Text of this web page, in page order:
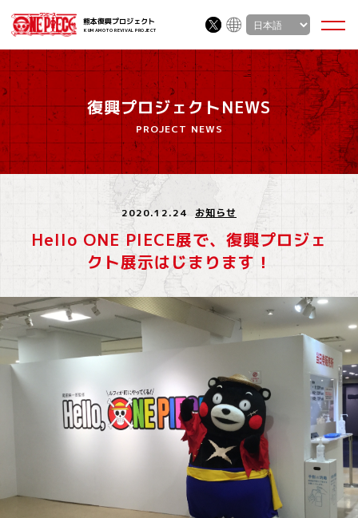
熊本復興プロジェクト
KUMAMOTO REVIVAL PROJECT
復興プロジェクトNEWS
PROJECT NEWS
2020.12.24 お知らせ
Hello ONE PIECE展で、復興プロジェ
クト展示はじまります！